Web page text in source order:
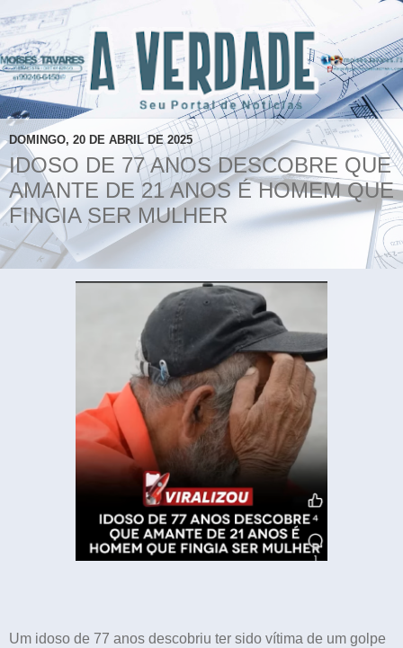
DOMINGO, 20 DE ABRIL DE 2025
IDOSO DE 77 ANOS DESCOBRE QUE
AMANTE DE 21 ANOS É HOMEM QUE
FINGIA SER MULHER
Um idoso de 77 anos descobriu ter sido vítima de um golpe